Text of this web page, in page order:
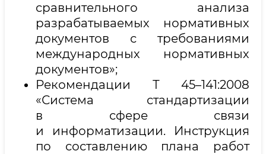
сравнительного анализа
разрабатываемых нормативных
документов с требованиями
международных нормативных
документов»;
Рекомендации Т 45–141:2008
«Система стандартизации
в сфере связи
и информатизации. Инструкция
по составлению плана работ